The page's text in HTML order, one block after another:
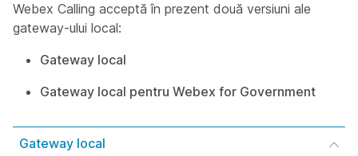
Webex Calling acceptă în prezent două versiuni ale
gateway-ului local:
Gateway local
Gateway local pentru Webex for Government
Gateway local